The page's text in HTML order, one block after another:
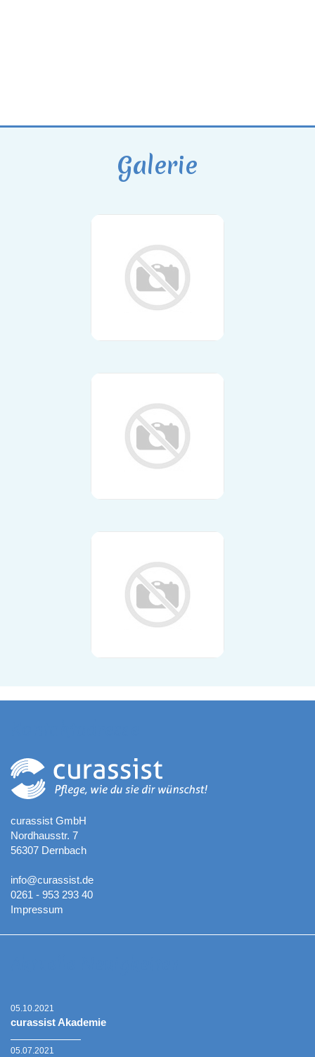
Galerie
curassist GmbH
Nordhausstr. 7
56307 Dernbach
info@curassist.de
0261 - 953 293 40
Impressum
05.10.2021
curassist Akademie
05.07.2021